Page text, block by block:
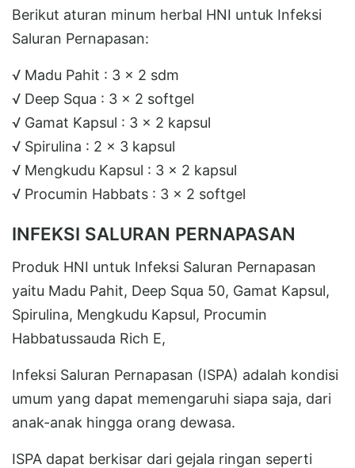
Berikut aturan minum herbal HNI untuk Infeksi
Saluran Pernapasan:
√ Madu Pahit : 3 x 2 sdm
√ Deep Squa : 3 x 2 softgel
√ Gamat Kapsul : 3 x 2 kapsul
√ Spirulina : 2 x 3 kapsul
√ Mengkudu Kapsul : 3 x 2 kapsul
√ Procumin Habbats : 3 x 2 softgel
INFEKSI SALURAN PERNAPASAN
Produk HNI untuk Infeksi Saluran Pernapasan
yaitu Madu Pahit, Deep Squa 50, Gamat Kapsul,
Spirulina, Mengkudu Kapsul, Procumin
Habbatussauda Rich E,
Infeksi Saluran Pernapasan (ISPA) adalah kondisi
umum yang dapat memengaruhi siapa saja, dari
anak-anak hingga orang dewasa.
ISPA dapat berkisar dari gejala ringan seperti